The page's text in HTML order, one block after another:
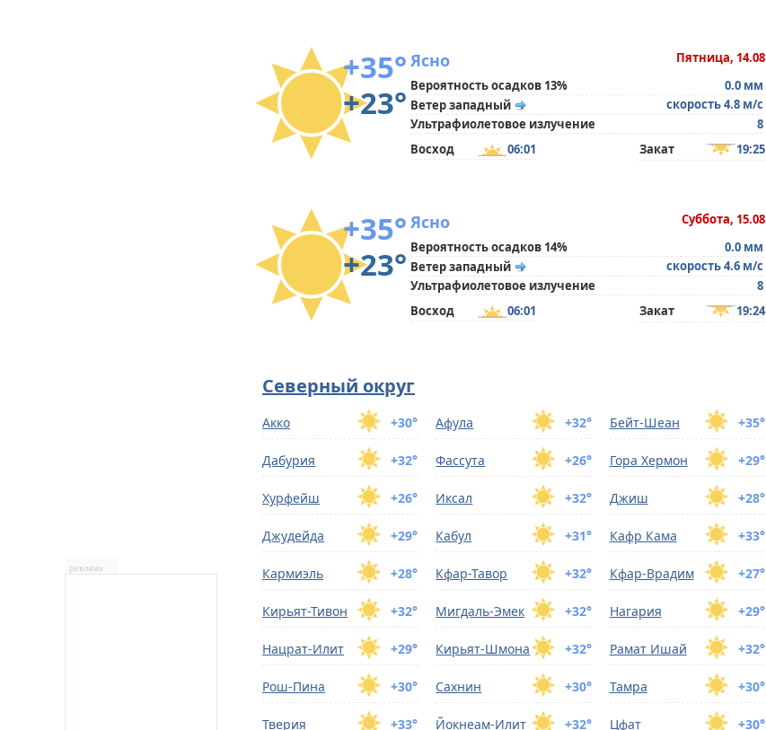
реклама
+35°
+23°
Пятница, 14.08
Ясно
Вероятность осадков 13%
0.0 мм
Ветер западный
скорость 4.8 м/с
Ультрафиолетовое излучение
8
Восход
06:01 Закат 19:25
+35°
+23°
Суббота, 15.08
Ясно
Вероятность осадков 14%
0.0 мм
Ветер западный
скорость 4.6 м/с
Ультрафиолетовое излучение
8
Восход
06:01 Закат 19:24
Северный округ
+30°
Акко +32°
Афула +35°
Бейт-Шеан
+32°
Дабурия +26°
Фассута +29°
Гора Хермон
+26°
Хурфейш +32°
Иксал +28°
Джиш
+29°
Джудейда +31°
Кабул +33°
Кафр Кама
+28°
Кармиэль +32°
Кфар-Тавoр +27°
Кфар-Врадим
+32°
Кирьят-Тивон +32°
Мигдаль-Эмек +29°
Нагария
+29°
Нацрат-Илит +32°
Кирьят-Шмона +32°
Рамат Ишай
+30°
Рoш-Пина +30°
Сахнин +30°
Тамра
+33°
Тверия +32°
Йокнеам-Илит +30°
Цфат